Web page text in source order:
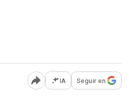
Abrir opciones para
IA Seguir en